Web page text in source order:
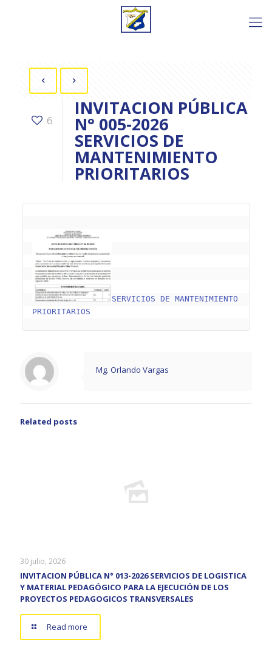
6
INVITACION PÚBLICA
N° 005-2026
SERVICIOS DE
MANTENIMIENTO
PRIORITARIOS
SERVICIOS DE MANTENIMIENTO
PRIORITARIOS
Mg. Orlando Vargas
Related posts
30 julio, 2026
INVITACION PÚBLICA N° 013-2026 SERVICIOS DE LOGISTICA
Y MATERIAL PEDAGÓGICO PARA LA EJECUCIÓN DE LOS
PROYECTOS PEDAGOGICOS TRANSVERSALES
Read more